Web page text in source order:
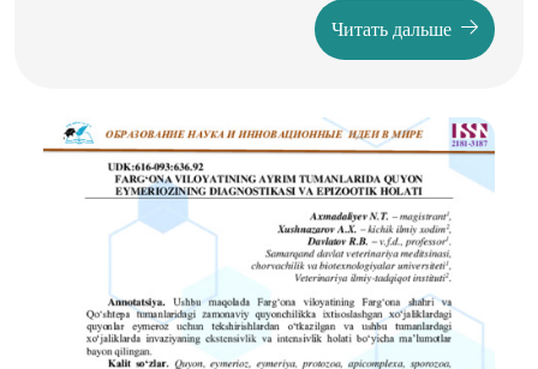
tonometers (Maklakova) NGm2-"OF TP" in performing
tonometry and tonography in infants and children with
and 15 g, made of silver, the weights on both sides have
contact plates, which are made of medical plastic and have
a diameter of the applanation area d=8 mm. Methods:
Tonometry and tonography using the simplified method of
Nesterov A.P. were carried out in 30 (60 eyes) children
aged from birth (0) to 16 years. Results: Our recommended
design of weights showed results that do not differ from
those obtained using standard Maklakov tonometers. At the
same time, modified weights provide the opportunity to
Читать дальше